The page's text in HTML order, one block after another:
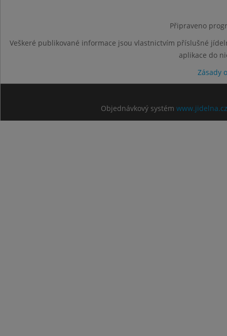
Připraveno
Veškeré publikované informace jsou vlastnictvím příslušné
aplikace do
Zásady
Objednávkový systém www.jidelna.cz